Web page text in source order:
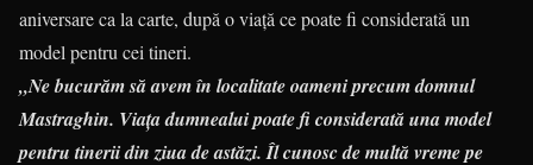
aniversare ca la carte, după o viață ce poate fi considerată un
model pentru cei tineri.
„Ne bucurăm să avem în localitate oameni precum domnul
Mastraghin. Viața dumnealui poate fi considerată una model
pentru tinerii din ziua de astăzi. Îl cunosc de multă vreme pe